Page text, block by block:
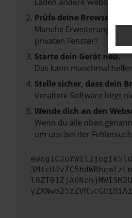
Prüfe deine
Manche Erweiterungen,
privaten Fenster?
Starte dein Gerät neu.
Das kann manchmal
Stelle sicher, dass dein
Veraltete Software birgt
Wende dich an den
Wenn du alle oben
um uns bei der